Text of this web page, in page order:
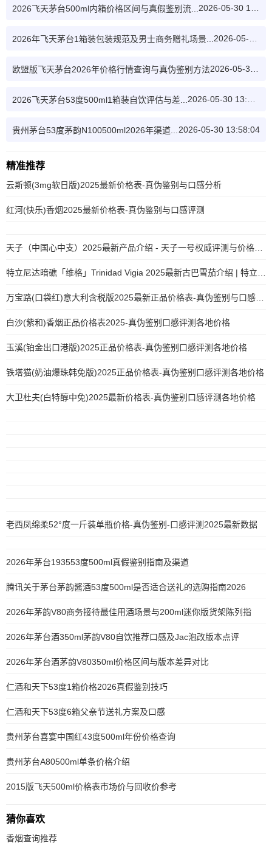
2026飞天茅台500ml内箱价格区间与真假鉴别流...
2026年飞天茅台1箱装包装规范及男士商务赠礼场景...
欧盟版飞天茅台2026年价格行情查询与真伪鉴别方法
2026飞天茅台53度500ml1箱装自饮评估与差...
贵州茅台53度茅韵N100500ml2026年渠道... 2026-05-30 13:58:04
精准推荐
云斯顿(3mg软日版)2025最新价格表-真伪鉴别与口感分析
红河(快乐)香烟2025最新价格表-真伪鉴别与口感评测
白沙(紫和)香烟正品价格表2025-真伪鉴别口感评测各地价格
玉溪(铂金出口港版)2025正品价格表-真伪鉴别口感评测各地价格
铁塔猫(奶油爆珠韩免版)2025正品价格表-真伪鉴别口感评测各地价格
大卫杜夫(白特醇中免)2025最新价格表-真伪鉴别口感评测各地价格
老西凤绵柔52°度一斤装单瓶价格-真伪鉴别-口感评测2025最新数据
2026年茅台193553度500ml真假鉴别指南及渠道
腾讯关于茅台茅韵酱酒53度500ml是否适合送礼的选购指南2026
2026年茅韵V80商务接待最佳用酒场景与200ml迷你版货架陈列指
2026年茅台酒350ml茅韵V80自饮推荐口感及Jac泡改版本点评
2026年茅台酒茅韵V80350ml价格区间与版本差异对比
仁酒和天下53度1箱价格2026真假鉴别技巧
仁酒和天下53度6箱父亲节送礼方案及口感
贵州茅台喜宴中国红43度500ml年份价格查询
贵州茅台A80500ml单条价格介绍
2015版飞天500ml价格表市场价与回收价参考
猜你喜欢
香烟查询推荐